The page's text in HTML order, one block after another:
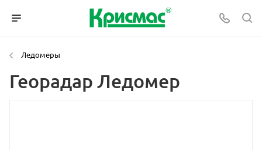
Ледомеры
Георадар Ледомер